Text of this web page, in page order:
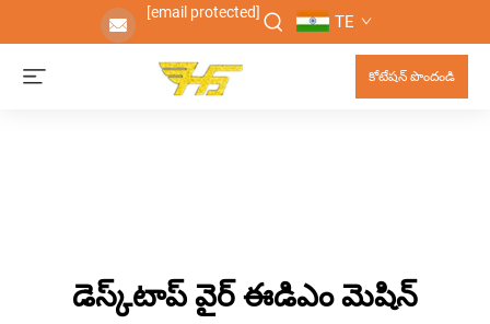
[email protected] TE
కోటేషన్ పొందండి
డెస్క్‌టాప్ వైర్ ఈడిఎం మెషిన్